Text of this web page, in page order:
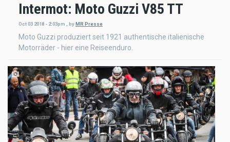
Intermot: Moto Guzzi V85 TT
Oct 03 2018 - 2:03pm , by MR Presse
Moto Guzzi produziert seit 1921 authentische italienische
Motorräder - hier eine Reiseenduro.